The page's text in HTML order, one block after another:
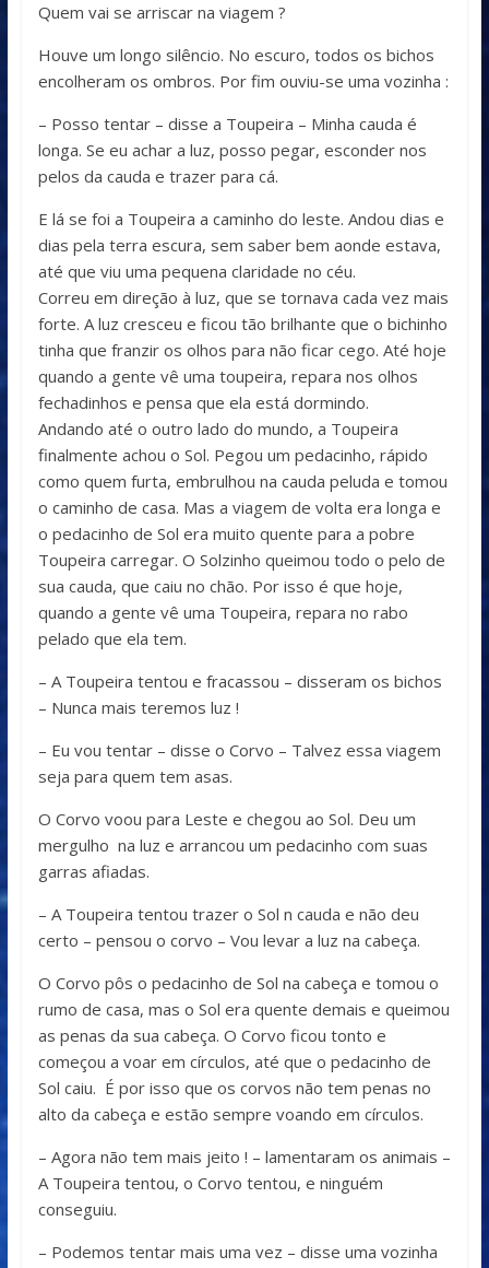
Quem vai se arriscar na viagem ?
Houve um longo silêncio. No escuro, todos os bichos
encolheram os ombros. Por fim ouviu-se uma vozinha :
– Posso tentar – disse a Toupeira – Minha cauda é
longa. Se eu achar a luz, posso pegar, esconder nos
pelos da cauda e trazer para cá.
E lá se foi a Toupeira a caminho do leste. Andou dias e
dias pela terra escura, sem saber bem aonde estava,
até que viu uma pequena claridade no céu.
Correu em direção à luz, que se tornava cada vez mais
forte. A luz cresceu e ficou tão brilhante que o bichinho
tinha que franzir os olhos para não ficar cego. Até hoje
quando a gente vê uma toupeira, repara nos olhos
fechadinhos e pensa que ela está dormindo.
Andando até o outro lado do mundo, a Toupeira
finalmente achou o Sol. Pegou um pedacinho, rápido
como quem furta, embrulhou na cauda peluda e tomou
o caminho de casa. Mas a viagem de volta era longa e
o pedacinho de Sol era muito quente para a pobre
Toupeira carregar. O Solzinho queimou todo o pelo de
sua cauda, que caiu no chão. Por isso é que hoje,
quando a gente vê uma Toupeira, repara no rabo
pelado que ela tem.
– A Toupeira tentou e fracassou – disseram os bichos
– Nunca mais teremos luz !
– Eu vou tentar – disse o Corvo – Talvez essa viagem
seja para quem tem asas.
O Corvo voou para Leste e chegou ao Sol. Deu um
mergulho na luz e arrancou um pedacinho com suas
garras afiadas.
– A Toupeira tentou trazer o Sol n cauda e não deu
certo – pensou o corvo – Vou levar a luz na cabeça.
O Corvo pôs o pedacinho de Sol na cabeça e tomou o
rumo de casa, mas o Sol era quente demais e queimou
as penas da sua cabeça. O Corvo ficou tonto e
começou a voar em círculos, até que o pedacinho de
Sol caiu. É por isso que os corvos não tem penas no
alto da cabeça e estão sempre voando em círculos.
– Agora não tem mais jeito ! – lamentaram os animais –
A Toupeira tentou, o Corvo tentou, e ninguém
conseguiu.
– Podemos tentar mais uma vez – disse uma vozinha